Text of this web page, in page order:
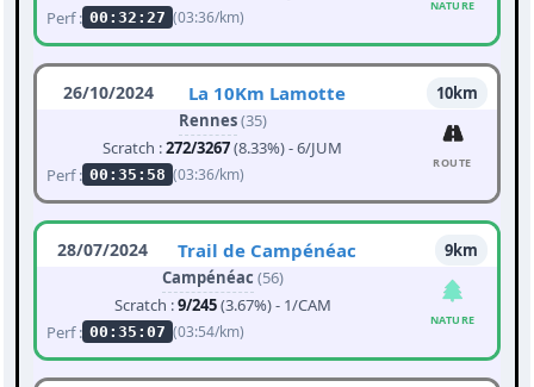
Perf : 00:32:27 (03:36/km)
NATURE
26/10/2024 La 10Km Lamotte
10km
Rennes(35)
Scratch :272/3267(8.33%) - 6/JUM
Perf : 00:35:58 (03:36/km)
ROUTE
28/07/2024 Trail de Campénéac
9km
Campénéac (56)
Scratch :9/245(3.67%) - 1/CAM
Perf : 00:35:07 (03:54/km)
NATURE